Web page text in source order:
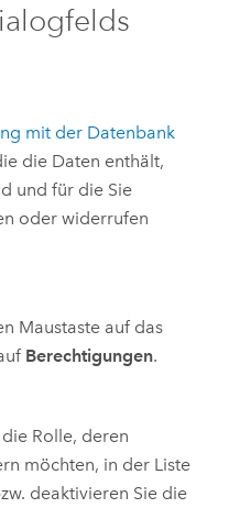
mit der Datenbank
die Daten enthält,
und für die Sie
oder widerrufen
Maustaste auf das
Berechtigungen.
Rolle, deren
möchten, in der Liste
deaktivieren Sie die